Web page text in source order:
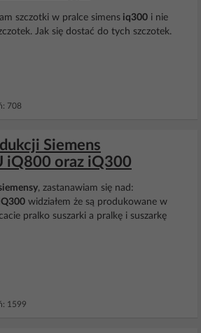
szczotki w pralce simens iq300 i nie
Jak się dostać do tych szczotek.
708
Siemens
iQ800 oraz iQ300
, zastanawiam się nad:
IQ300 widziałem że są produkowane w
pralko suszarki a pralkę i suszarkę
1599